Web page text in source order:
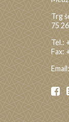
Trg
75
Tel.:
Fax: